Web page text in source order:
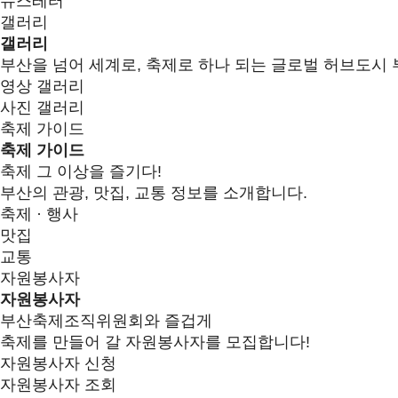
갤러리
갤러리
부산을 넘어 세계로, 축제로 하나 되는 글로벌 허브도시
영상 갤러리
사진 갤러리
축제 가이드
축제 가이드
축제 그 이상을 즐기다!
부산의 관광, 맛집, 교통 정보를 소개합니다.
축제 · 행사
맛집
교통
자원봉사자
자원봉사자
부산축제조직위원회와 즐겁게
축제를 만들어 갈 자원봉사자를 모집합니다!
자원봉사자 신청
자원봉사자 조회